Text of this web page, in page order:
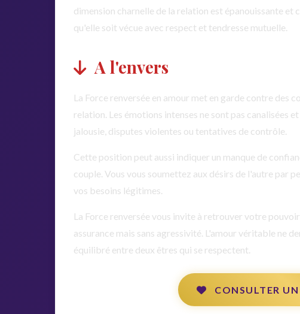
dimension charnelle de la relation est épanouissante
qu'elle soit vécue avec respect et tendresse mutuelle.
A l'envers
La Force renversée en amour met en garde contre des
relation. Les émotions intenses ne sont pas canalisées
jalousie, disputes violentes ou tentatives de contrôle.
Cette position peut aussi indiquer un manque de
couple. Vous vous soumettez aux désirs de l'autre par
vos besoins légitimes.
La Force renversée vous invite à retrouver votre
assurance mais sans agressivité. L'amour véritable ne
équilibré entre deux êtres qui se respectent.
CONSULTER